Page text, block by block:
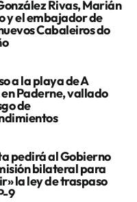
Rivas, Marián
y el embajador de
Cabaleiros do
a la playa de A
Paderne, vallado
de
pedirá al Gobierno
bilateral para
la ley de traspaso
9